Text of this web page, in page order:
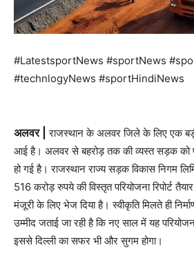
#LatestsportNews #sportNews
#technlogyNews #sportHindiNews
अलवर |राजस्थान के अलवर जिले के लिए एक
आई है। अलवर से बहरोड़ तक की व्यस्त सड़क को
हो गई है। राजस्थान राज्य सड़क विकास निगम
516 करोड़ रुपये की विस्तृत परियोजना रिपोर्ट
मंजूरी के लिए भेज दिया है। स्वीकृति मिलते ही
उम्मीद जताई जा रही है कि नए साल में यह
इससे दिल्ली का सफर भी और सुगम होगा।